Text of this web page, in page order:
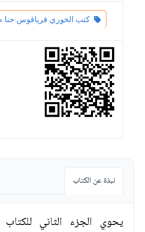
كتب الخوري قرياقوس حنا
نبذة عن الكتاب
يحوي الجزء الثاني